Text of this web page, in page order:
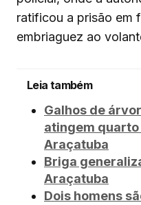
ratificou a prisão em
embriaguez ao
Leia também
Galhos de
atingem
Araçatuba
Briga
Araçatuba
Dois homens